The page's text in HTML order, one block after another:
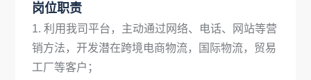
岗位职责
1. 利用我司平台，主动通过网络、电话、网站等营
销方法，开发潜在跨境电商物流，国际物流，贸易
工厂等客户；